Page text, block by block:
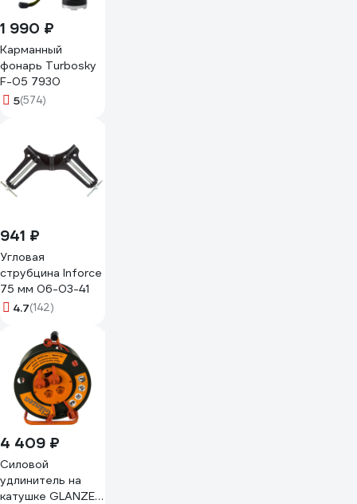
1 990 ₽
Карманный
фонарь Turbosky
F-05 7930
5(574)
941 ₽
Угловая
струбцина Inforce
75 мм 06-03-41
4.7(142)
4 409 ₽
Силовой
удлинитель на
катушке GLANZEN